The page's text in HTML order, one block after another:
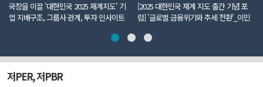
국장을 이끌 '대한민국 2025 재계지도' 기
업 지배구조, 그룹사 관계, 투자 인사이트
[2025 대한민국 재계 지도 출간 기념 포
럼] '글로벌 금융위기와 추세 전환'_이민
저PER, 저PBR